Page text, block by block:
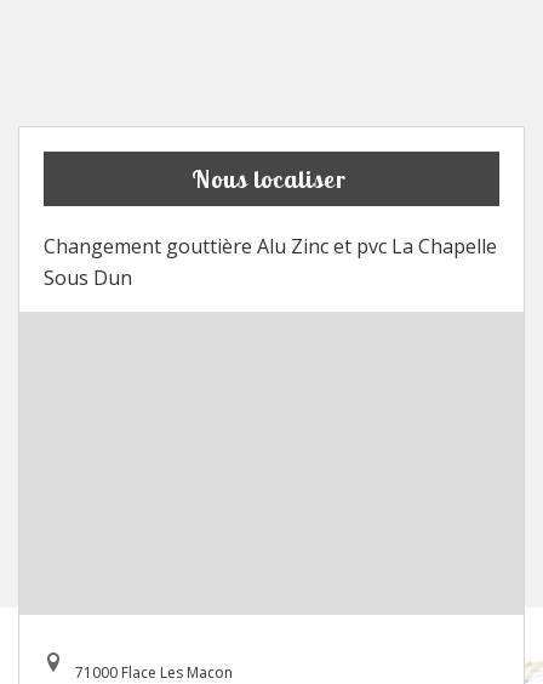
Nous localiser
Changement gouttière Alu Zinc et pvc La Chapelle
Sous Dun
71000 Flace Les Macon